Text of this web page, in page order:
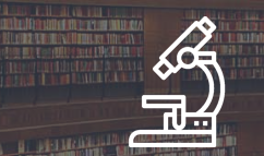
Skip
to
content